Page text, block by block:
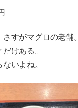
すがマグロの老舗。
けある。
いよね。